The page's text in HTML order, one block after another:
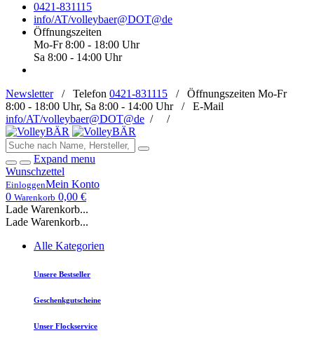
0421-831115
info/AT/volleybaer@DOT@de
Öffnungszeiten
Mo-Fr 8:00 - 18:00 Uhr
Sa 8:00 - 14:00 Uhr
Newsletter/ Telefon 0421-831115 / Öffnungszeiten Mo-Fr
8:00 - 18:00 Uhr, Sa 8:00 - 14:00 Uhr / E-Mail
info/AT/volleybaer@DOT@de / /
Expand menu
Wunschzettel
EinloggenMein Konto
0 Warenkorb 0,00 €
Lade Warenkorb...
Lade Warenkorb...
Alle Kategorien
Unsere Bestseller
Geschenkgutscheine
Unser Flockservice